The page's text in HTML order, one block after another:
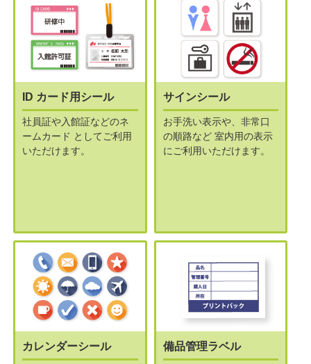
ID カード用シール
社員証や入館証などのネ
ームカード としてご利用
いただけます。
サインシール
お手洗い表示や、非常口
の順路など室内用の表示
にご利用いただけます。
カレンダーシール 備品管理ラベル